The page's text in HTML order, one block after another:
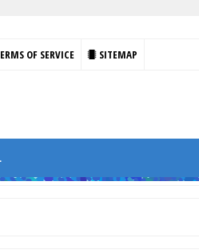
OF SERVICE SITEMAP